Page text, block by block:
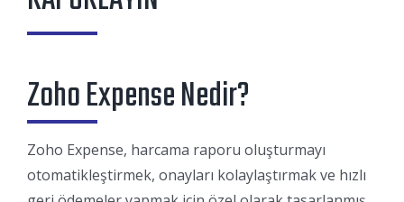
Zoho Expense Nedir?
Zoho Expense, harcama raporu oluşturmayı
otomatikleştirmek, onayları kolaylaştırmak ve hızlı